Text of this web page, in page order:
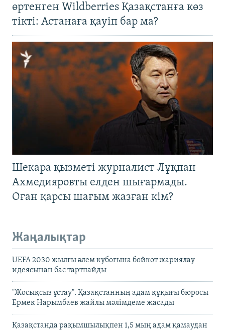
өртенген Wildberries Қазақстанға көз
тікті: Астанаға қауіп бар ма?
Шекара қызметі журналист Лұқпан
Ахмедияровты елден шығармады.
Оған қарсы шағым жазған кім?
Жаңалықтар
UEFA 2030 жылғы әлем кубогына бойкот жариялау
идеясынан бас тартпайды
"Жосықсыз ұстау". Қазақстанның адам құқығы бюросы
Ермек Нарымбаев жайлы мәлімдеме жасады
Қазақстанда рақымшылықпен 1,5 мың адам қамаудан